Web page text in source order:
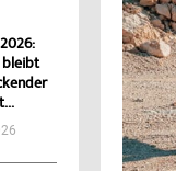
bleibt